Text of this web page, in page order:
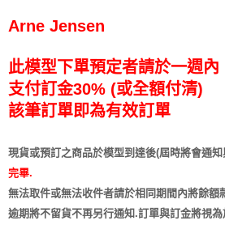
Arne Jensen
此模型下單預定者請於一週內
支付訂金30% (或全額付清)
該筆訂單即為有效訂單
現貨或預訂之商品於模型到達後(屆時將會通
完畢.
無法取件或無法收件者請於相同期間內將餘額
逾期將不留貨不再另行通知 .訂單與訂金將視為